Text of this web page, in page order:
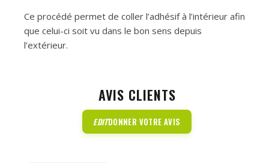
Ce procédé permet de coller l’adhésif à l’intérieur afin
que celui-ci soit vu dans le bon sens depuis
l’extérieur.
AVIS CLIENTS
EDITDONNER VOTRE AVIS